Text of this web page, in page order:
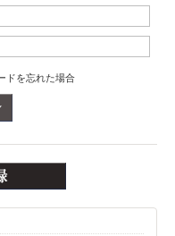
ドを忘れた場合